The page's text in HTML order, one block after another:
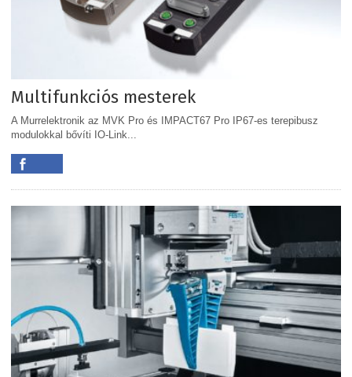
Multifunkciós mesterek
A Murrelektronik az MVK Pro és IMPACT67 Pro IP67-es terepibusz
modulokkal bővíti IO-Link...